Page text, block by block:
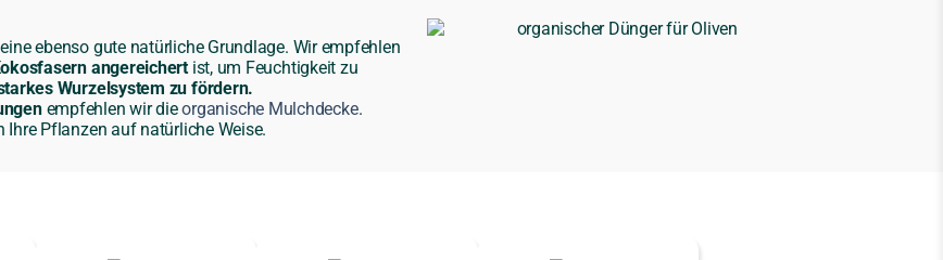
ebenso gute natürliche Grundlage. Wir empfehlen
angereichert ist, um Feuchtigkeit zu
Wurzelsystem zu fördern.
empfehlen wir dieorganische Mulchdecke.
Pflanzen auf natürliche Weise.